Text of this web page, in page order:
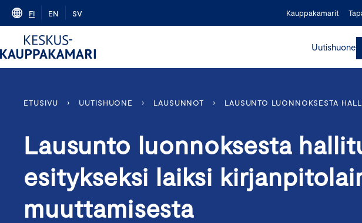
Skip
content
FI EN SV Kauppakamarit
Uutishuone
ETUSIVU › UUTISHUONE › LAUSUNNOT › LAUSUNTO LUONNOKSESTA
Lausunto luonnoksesta
esitykseksi laiksi
muuttamisesta